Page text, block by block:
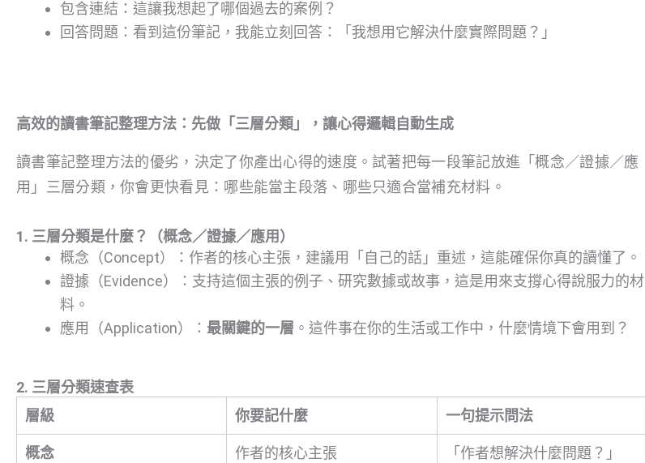
包含連結：這讓我想起了哪個過去的案例？
回答問題：看到這份筆記，我能立刻回答：「我想用它解決什麼實際問題？」
高效的讀書筆記整理方法：先做「三層分類」，讓心得邏輯自動生成
讀書筆記整理方法的優劣，決定了你產出心得的速度。試著把每一段筆記放進「概念／證據／應
用」三層分類，你會更快看見：哪些能當主段落、哪些只適合當補充材料。
1. 三層分類是什麼？（概念／證據／應用）
概念（Concept）：作者的核心主張，建議用「自己的話」重述，這能確保你真的讀懂了。
證據（Evidence）：支持這個主張的例子、研究數據或故事，這是用來支撐心得說服力的材
料。
應用（Application）： 最關鍵的一層 。這件事在你的生活或工作中，什麼情境下會用到？
2. 三層分類速查表
層級
你要記什麼 一句提示問法
概念 作者的核心主張 「作者想解決什麼問題？」